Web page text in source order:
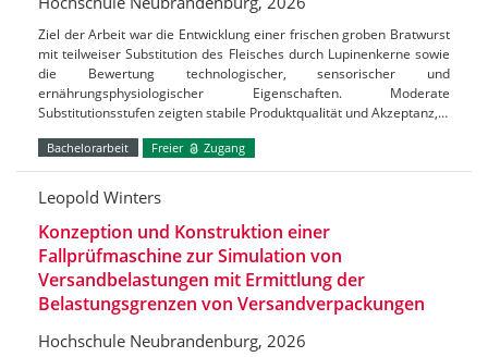
Ziel der Arbeit war die Entwicklung einer frischen groben Bratwurst
mit teilweiser Substitution des Fleisches durch Lupinenkerne sowie
die Bewertung technologischer, sensorischer und
ernährungsphysiologischer Eigenschaften. Moderate
Substitutionsstufen zeigten stabile Produktqualität und Akzeptanz,…
Bachelorarbeit Freier Zugang
Leopold Winters
Konzeption und Konstruktion einer
Fallprüfmaschine zur Simulation von
Versandbelastungen mit Ermittlung der
Belastungsgrenzen von Versandverpackungen
Hochschule Neubrandenburg, 2026